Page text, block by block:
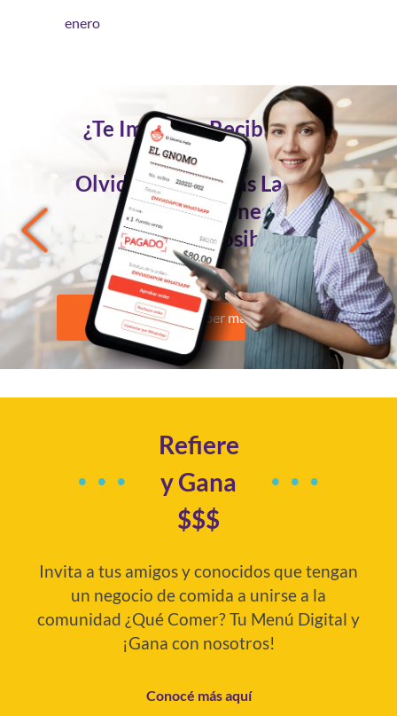
enero
¿Te Imaginas Recibir Tus
Pedidos
Olvidándote de las Largas
Conversaciones?
Ahora es Posible
Quiero saber más
Refiere
y Gana
$$$
Invita a tus amigos y conocidos que tengan
un negocio de comida a unirse a la
comunidad ¿Qué Comer? Tu Menú Digital y
¡Gana con nosotros!
Conocé más aquí